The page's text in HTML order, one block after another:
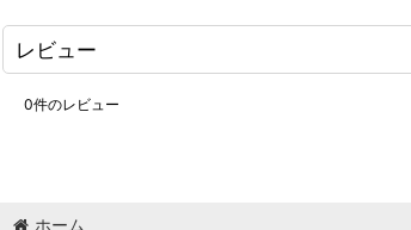
レビュー
0件のレビュー
ホーム